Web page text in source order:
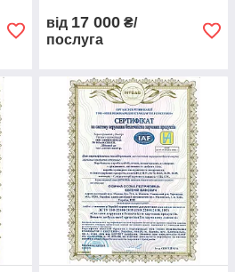
від 17 000 ₴/
послуга